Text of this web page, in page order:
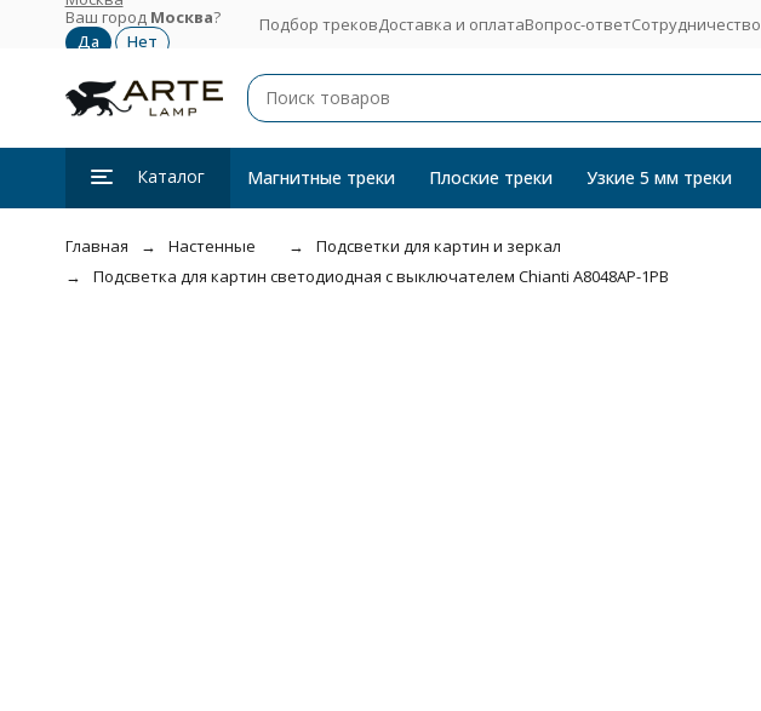
Ваш город Москва? Подбор трековДоставка и оплатаВопрос-ответСотрудничество
Каталог Магнитные треки Плоские треки Узкие 5 мм треки
Главная Настенные
Подсветки для картин и зеркал
Подсветка для картин светодиодная с выключателем Chianti A8048AP-1PB